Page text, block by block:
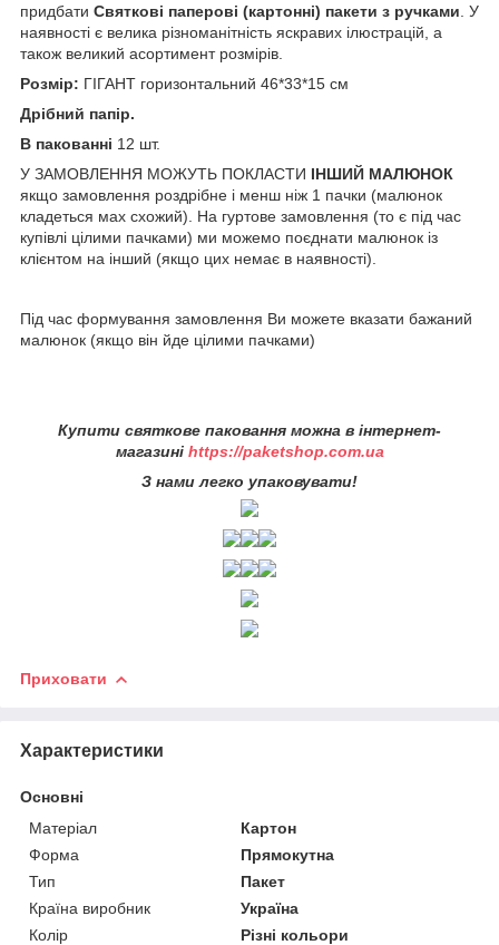
придбати Святкові паперові (картонні) пакети з ручками . У
наявності є велика різноманітність яскравих ілюстрацій, а
також великий асортимент розмірів.
Розмір: ГІГАНТ горизонтальний 46*33*15 см
Дрібний папір.
В пакованні 12 шт.
У ЗАМОВЛЕННЯ МОЖУТЬ ПОКЛАСТИ ІНШИЙ МАЛЮНОК
якщо замовлення роздрібне і менш ніж 1 пачки (малюнок
кладеться мах схожий). На гуртове замовлення (то є під час
купівлі цілими пачками) ми можемо поєднати малюнок із
клієнтом на інший (якщо цих немає в наявності).
Під час формування замовлення Ви можете вказати бажаний
малюнок (якщо він йде цілими пачками)
Купити святкове паковання можна в інтернет-
магазині https://paketshop.com.ua
З нами легко упаковувати!
Приховати
Характеристики
Основні
Матеріал
Картон
Форма
Прямокутна
Тип
Пакет
Країна виробник
Україна
Колір
Різні кольори